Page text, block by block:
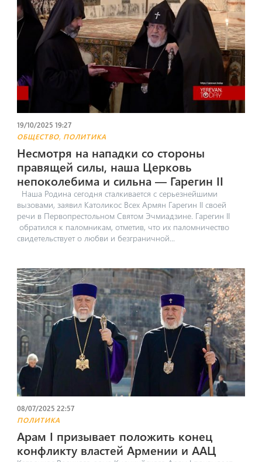
19/10/2025 19:27
ОБЩЕСТВО, ПОЛИТИКА
Несмотря на нападки со стороны
правящей силы, наша Церковь
непоколебима и сильна — Гарегин II
Наша Родина сегодня сталкивается с серьезнейшими
вызовами, заявил Католикос Всех Армян Гарегин II своей
речи в Первопрестольном Святом Эчмиадзине. Гарегин II
обратился к паломникам, отметив, что их паломничество
свидетельствует о любви и безграничной...
08/07/2025 22:57
ПОЛИТИКА
Арам I призывает положить конец
конфликту властей Армении и ААЦ